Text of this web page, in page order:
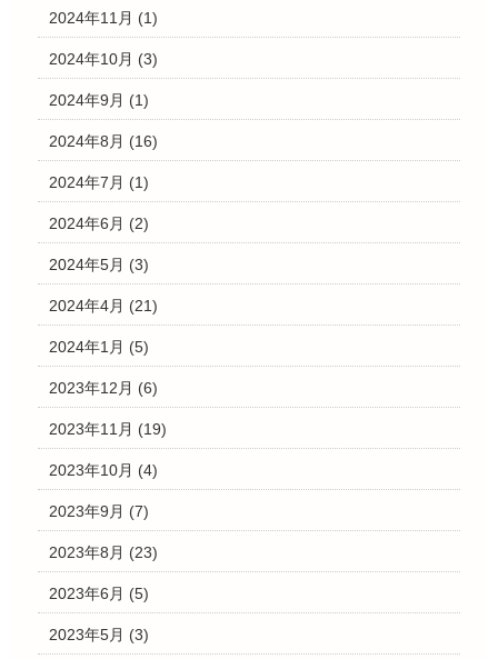
2024年11月 (1)
2024年10月 (3)
2024年9月 (1)
2024年8月 (16)
2024年7月 (1)
2024年6月 (2)
2024年5月 (3)
2024年4月 (21)
2024年1月 (5)
2023年12月 (6)
2023年11月 (19)
2023年10月 (4)
2023年9月 (7)
2023年8月 (23)
2023年6月 (5)
2023年5月 (3)